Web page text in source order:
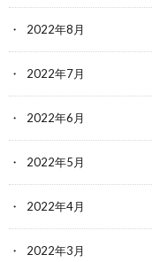
2022年8月
2022年7月
2022年6月
2022年5月
2022年4月
2022年3月